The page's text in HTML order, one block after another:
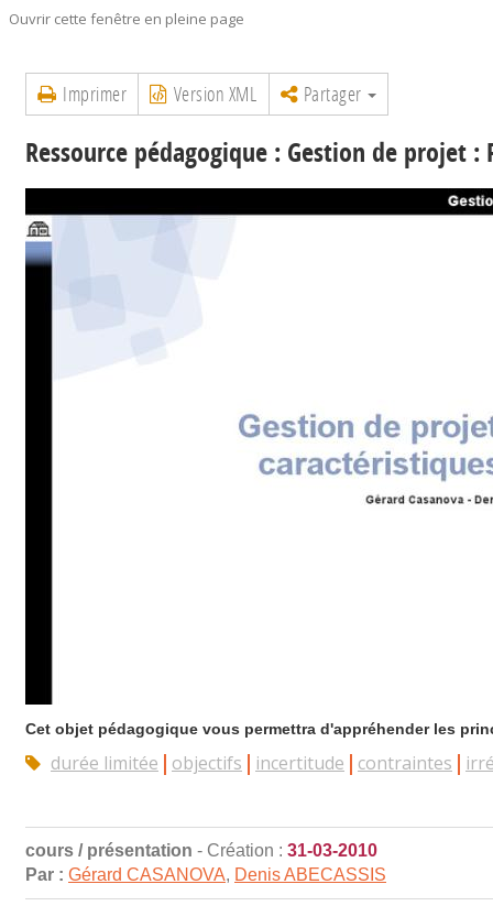
Ouvrir cette fenêtre en pleine page
Imprimer Version XML Partager
Ressource pédagogique : Gestion de projet
Cet objet pédagogique vous permettra d'appréhender les
durée limitée objectifs incertitude contraintes
cours / présentation - Création : 31-03-2010
Par : Gérard CASANOVA, Denis ABECASSIS